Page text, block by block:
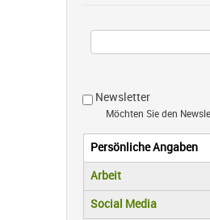
Newsletter
Möchten Sie den
Vertikale
Persönliche Angaben
(aktiver Reiter)
Arbeit
Social Media